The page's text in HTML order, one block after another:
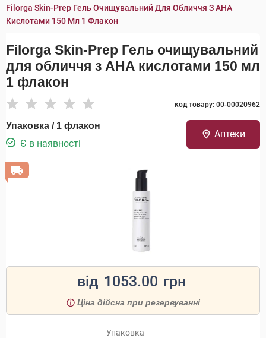
Filorga Skin-Prep Гель Очищувальний Для Обличчя З AHA
Кислотами 150 Мл 1 Флакон
Filorga Skin-Prep Гель очищувальний
для обличчя з AHA кислотами 150 мл
1 флакон
код товару: 00-00020962
Упаковка / 1 флакон
Є в наявності
Аптеки
від 1053.00 грн
Ціна дійсна при резервуванні
Упаковка